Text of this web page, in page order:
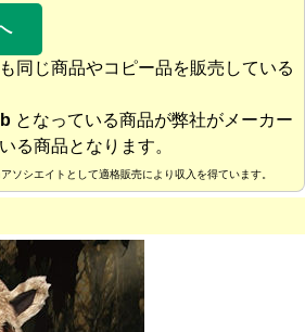
同じ商品やコピー品を販売している
となっている商品が弊社がメーカー
る商品となります。
ソシエイトとして適格販売により収入を得ています。